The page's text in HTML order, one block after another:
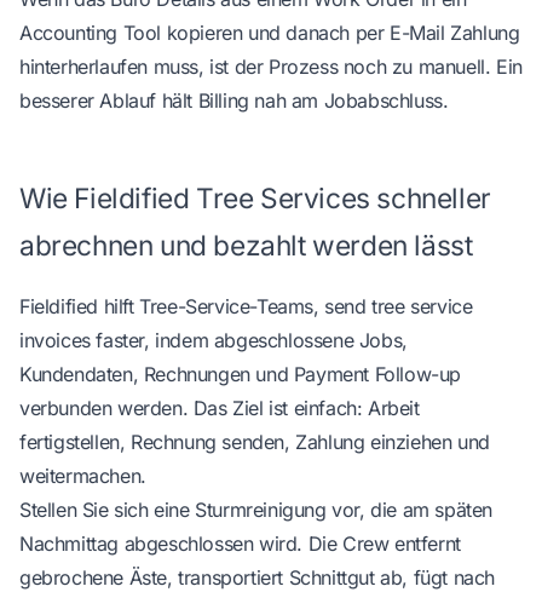
Accounting Tool kopieren und danach per E-Mail Zahlung
hinterherlaufen muss, ist der Prozess noch zu manuell. Ein
besserer Ablauf hält Billing nah am Jobabschluss.
Wie Fieldified Tree Services schneller
abrechnen und bezahlt werden lässt
Fieldified hilft Tree-Service-Teams, send tree service
invoices faster, indem abgeschlossene Jobs,
Kundendaten, Rechnungen und Payment Follow-up
verbunden werden. Das Ziel ist einfach: Arbeit
fertigstellen, Rechnung senden, Zahlung einziehen und
weitermachen.
Stellen Sie sich eine Sturmreinigung vor, die am späten
Nachmittag abgeschlossen wird. Die Crew entfernt
gebrochene Äste, transportiert Schnittgut ab, fügt nach